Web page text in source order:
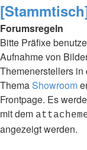
Forumsregeln
Bitte Präfixe
Aufnahme von
Themenerstellers
ThemaShowroom
Frontpage. Es
mit dem
angezeigt werden.